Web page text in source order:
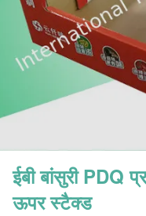
ईबी बांसुरी PDQ
ऊपर स्टैक्ड